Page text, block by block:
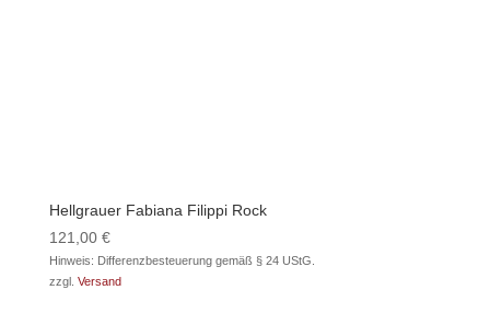
Hellgrauer Fabiana Filippi Rock
121,00 €
Hinweis: Differenzbesteuerung gemäß § 24 UStG.
zzgl. Versand